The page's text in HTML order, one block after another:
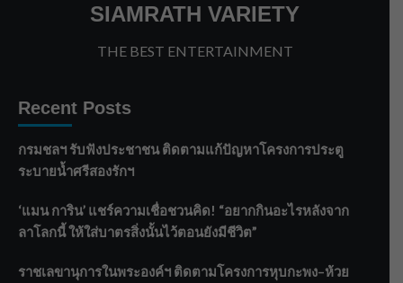
SIAMRATH VARIETY
THE BEST ENTERTAINMENT
Recent Posts
กรมชลฯ รับฟังประชาชน ติดตามแก้ปัญหาโครงการประตู
ระบายน้ำศรีสองรักฯ
‘แมน การิน’ แชร์ความเชื่อชวนคิด! “อยากกินอะไรหลังจาก
ลาโลกนี้ ให้ใส่บาตรสิ่งนั้นไว้ตอนยังมีชีวิต”
ราชเลขานุการในพระองค์ฯ ติดตามโครงการหุบกะพง–ห้วย